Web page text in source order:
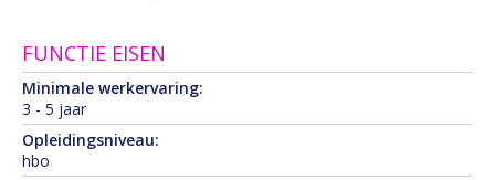
FUNCTIE EISEN
Minimale werkervaring:
3 - 5 jaar
Opleidingsniveau:
hbo